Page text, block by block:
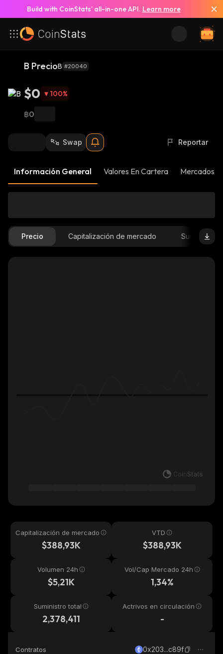
Build with CoinStats’ all-in-one API. Learn more
B PrecioB #20040
$0 100%
฿0
Swap Reportar
Información General Valores En Cartera Mercados
Precio Capitalización de mercado Suministro
Capitalización de mercado
$388,93K
VTD
$388,93K
Volumen 24h
$5,21K
Vol/Cap Mercado 24h
1,34%
Suministro total
2,378,411
Actrivos en circulación
-
Contratos 0x203...c89f